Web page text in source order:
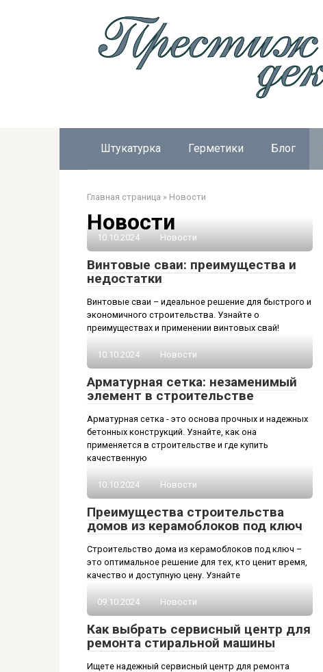
Штукатурка Герметики Блог
Главная страница » Новости
Новости
10.10.2024 Новости
Винтовые сваи: преимущества и
недостатки
Винтовые сваи – идеальное решение для быстрого и
экономичного строительства. Узнайте о
преимуществах и применении винтовых свай!
10.10.2024 Новости
Арматурная сетка: незаменимый
элемент в строительстве
Арматурная сетка - это основа прочных и надежных
бетонных конструкций. Узнайте, как она
применяется в строительстве и где купить
качественную
10.10.2024 Новости
Преимущества строительства
домов из керамоблоков под ключ
Строительство дома из керамоблоков под ключ –
это оптимальное решение для тех, кто ценит время,
качество и доступную цену. Узнайте
09.10.2024 Новости
Как выбрать сервисный центр для
ремонта стиральной машины
Ищете надежный сервисный центр для ремонта